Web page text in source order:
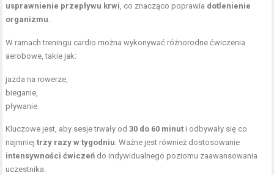
usprawnienie przepływu krwi , co znacząco poprawia dotlenienie
organizmu
W ramach treningu cardio można wykonywać różnorodne ćwiczenia
aerobowe, takie jak:
jazda na rowerze,
bieganie,
pływanie.
Kluczowe jest, aby sesje trwały od30 do 60 minut i odbywały się co
najmniejtrzy razy w tygodniu . Ważne jest również dostosowanie
intensywności ćwiczeń do indywidualnego poziomu zaawansowania
uczestnika.